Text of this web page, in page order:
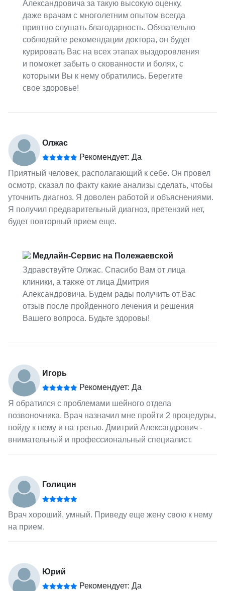
Александровича за такую высокую оценку,
даже врачам с многолетним опытом всегда
приятно слушать благодарность. Обязательно
соблюдайте рекомендации доктора, он будет
курировать Вас на всех этапах выздоровления
и поможет забыть о скованности и болях, с
которыми Вы к нему обратились. Берегите
свое здоровье!
Олжас
Рекомендует: Да
Приятный человек, располагающий к себе. Он провел
осмотр, сказал по факту какие анализы сделать, чтобы
уточнить диагноз. Я доволен работой и объяснениями.
Я получил предварительный диагноз, претензий нет,
будет повторный прием еще.
Медлайн-Сервис на Полежаевской
Здравствуйте Олжас. Спасибо Вам от лица
клиники, а также от лица Дмитрия
Александровича. Будем рады получить от Вас
отзыв после пройденного лечения и решения
Вашего вопроса. Будьте здоровы!
Игорь
Рекомендует: Да
Я обратился с проблемами шейного отдела
позвоночника. Врач назначил мне пройти 2 процедуры,
пойду к нему и на третью. Дмитрий Александрович -
внимательный и профессиональный специалист.
Голицин
Врач хороший, умный. Приведу еще жену свою к нему
на прием.
Юрий
Рекомендует: Да